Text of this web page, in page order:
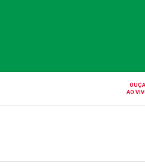
OUÇA
AO